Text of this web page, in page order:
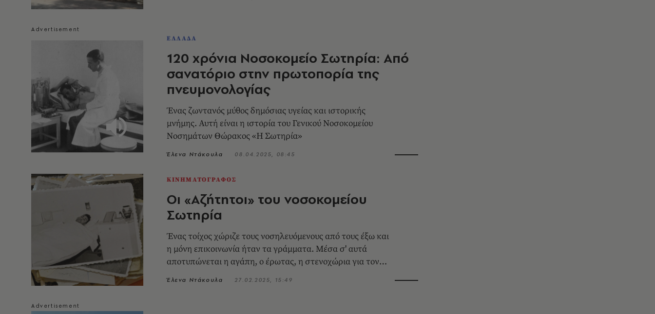
ΕΛΛΑΔΑ
120 χρόνια Νοσοκομείο Σωτηρία: Από
σανατόριο στην πρωτοπορία της
πνευμονολογίας
Ένας ζωντανός μύθος δημόσιας υγείας και ιστορικής
μνήμης. Αυτή είναι η ιστορία του Γενικού Νοσοκομείου
Νοσημάτων Θώρακος «Η Σωτηρία»
Έλενα Ντάκουλα 08.04.2025, 08:45
ΚΙΝΗΜΑΤΟΓΡΑΦΟΣ
Οι «Aζήτητοι» του νοσοκομείου
Σωτηρία
Ένας τοίχος χώριζε τους νοσηλευόμενους από τους έξω και
η μόνη επικοινωνία ήταν τα γράμματα. Μέσα σ' αυτά
αποτυπώνεται η αγάπη, ο έρωτας, η στενοχώρια για τον
Έλενα Ντάκουλα 27.02.2025, 15:49